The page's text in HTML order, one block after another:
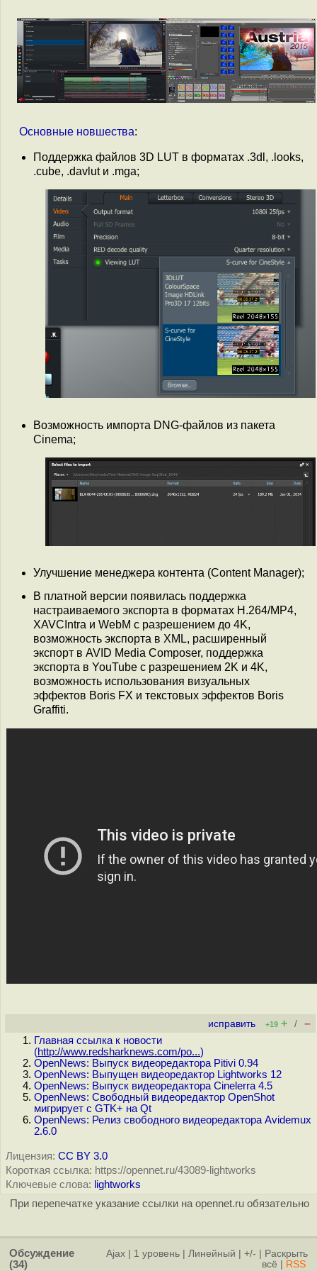
Основные новшества:
Поддержка файлов 3D LUT в форматах .3dl, .looks,
.cube, .davlut и .mga;
Возможность импорта DNG-файлов из пакета
Cinema;
Улучшение менеджера контента (Content Manager);
В платной версии появилась поддержка
настраиваемого экспорта в форматах H.264/MP4,
XAVC­Intra и WebM с разрешением до 4K,
возможность экспорта в XML, расширенный
экспорт в AVID Media Composer, поддержка
экспорта в YouTube с разрешением 2K и 4K,
возможность использования визуальных
эффектов Boris FX и текстовых эффектов Boris
Graffiti.
исправить +19 + / –
Главная ссылка к новости
(http://www.redsharknews.com/po...)
OpenNews: Выпуск видеоредактора Pitivi 0.94
OpenNews: Выпущен видеоредактор Lightworks 12
OpenNews: Выпуск видеоредактора Cinelerra 4.5
OpenNews: Свободный видеоредактор OpenShot
мигрирует с GTK+ на Qt
OpenNews: Релиз свободного видеоредактора Avidemux
2.6.0
Лицензия: CC BY 3.0
Короткая ссылка: https://opennet.ru/43089-lightworks
Ключевые слова: lightworks
При перепечатке указание ссылки на opennet.ru обязательно
Обсуждение
(34)
Ajax 1 уровень Линейный +/-
Раскрыть
всё
RSS